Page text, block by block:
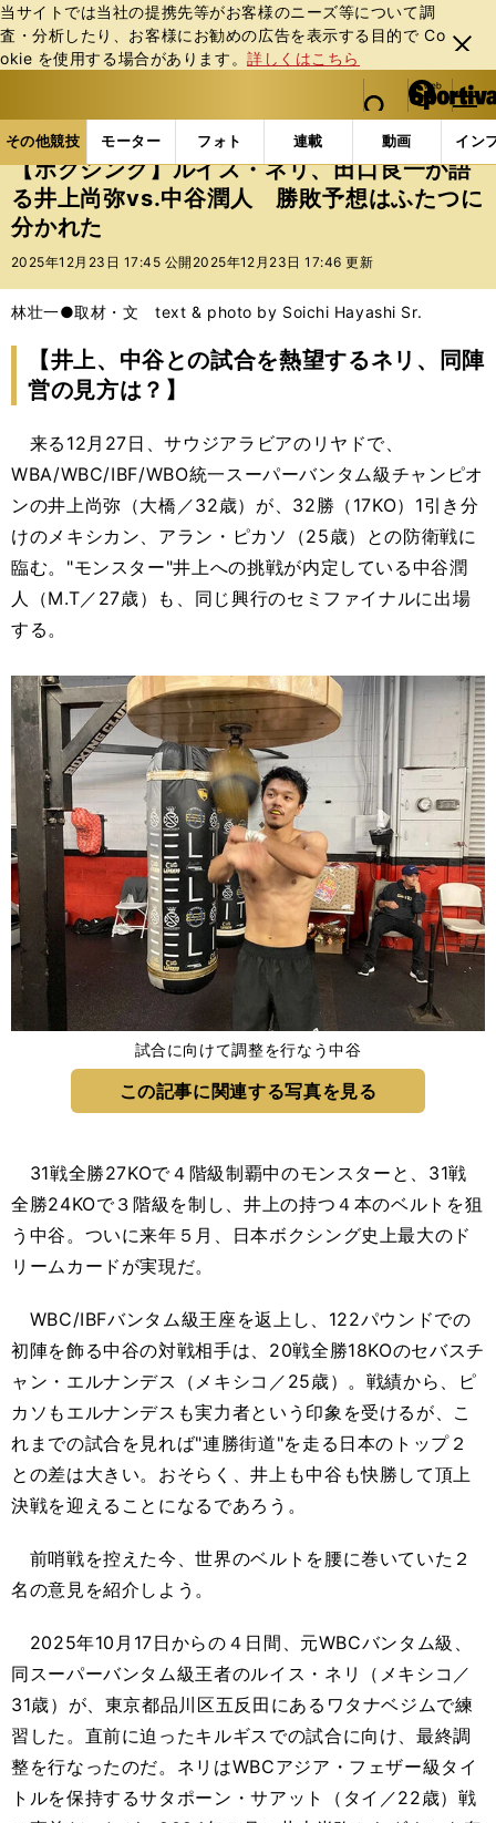
当サイトでは当社の提携先等がお客様のニーズ等について調
査・分析したり、お客様にお勧めの広告を表⽰する⽬的で Co
okie を使⽤する場合があります。詳しくはこちら
閉じ
る
web Sportiva (webスポルティーバ)
検索
マイペ
ー
ジ
メニュ
その他競技 モーター フォト 連載 動画 イン
ス
ポ
ル
テ
ー
バ
その他競技の記事一覧 格闘技 ボクシング 【ボ
【ボクシング】ルイス・ネリ、田口良一が語
る井上尚弥vs.中谷潤人 勝敗予想はふたつに
分かれた
2025年12月23日 17:45 公開 2025年12月23日 17:46 更新
林壮一●取材・文 text & photo by Soichi Hayashi Sr.
【井上、中谷との試合を熱望するネリ、同陣
営の見方は？】
来る12月27日、サウジアラビアのリヤドで、
WBA/WBC/IBF/WBO統一スーパーバンタム級チャンピオ
ンの井上尚弥（大橋／32歳）が、32勝（17KO）1引き分
けのメキシカン、アラン・ピカソ（25歳）との防衛戦に
臨む。"モンスター"井上への挑戦が内定している中谷潤
人（M.T／27歳）も、同じ興行のセミファイナルに出場
する。
試合に向けて調整を行なう中谷
この記事に関連する写真を見る
31戦全勝27KOで４階級制覇中のモンスターと、31戦
全勝24KOで３階級を制し、井上の持つ４本のベルトを狙
う中谷。ついに来年５月、日本ボクシング史上最大のド
リームカードが実現だ。
WBC/IBFバンタム級王座を返上し、122パウンドでの
初陣を飾る中谷の対戦相手は、20戦全勝18KOのセバスチ
ャン・エルナンデス（メキシコ／25歳）。戦績から、ピ
カソもエルナンデスも実力者という印象を受けるが、こ
れまでの試合を見れば"連勝街道"を走る日本のトップ２
との差は大きい。おそらく、井上も中谷も快勝して頂上
決戦を迎えることになるであろう。
前哨戦を控えた今、世界のベルトを腰に巻いていた２
名の意見を紹介しよう。
2025年10月17日からの４日間、元WBCバンタム級、
同スーパーバンタム級王者のルイス・ネリ（メキシコ／
31歳）が、東京都品川区五反田にあるワタナベジムで練
習した。直前に迫ったキルギスでの試合に向け、最終調
整を行なったのだ。ネリはWBCアジア・フェザー級タイ
トルを保持するサタポーン・サアット（タイ／22歳）戦